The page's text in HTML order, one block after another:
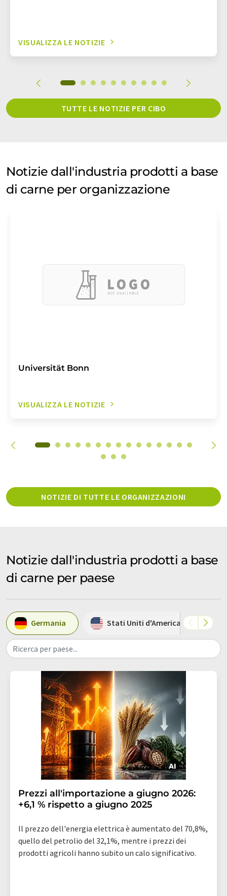
VISUALIZZA LE NOTIZIE
TUTTE LE NOTIZIE PER CIBO
Notizie dall'industria prodotti a base
di carne per organizzazione
Universität Bonn
VISUALIZZA LE NOTIZIE
NOTIZIE DI TUTTE LE ORGANIZZAZIONI
Notizie dall'industria prodotti a base
di carne per paese
Germania Stati Uniti d'America
Ricerca per paese...
Prezzi all'importazione a giugno 2026:
+6,1 % rispetto a giugno 2025
Il prezzo dell'energia elettrica è aumentato del 70,8%,
quello del petrolio del 32,1%, mentre i prezzi dei
prodotti agricoli hanno subito un calo significativo.